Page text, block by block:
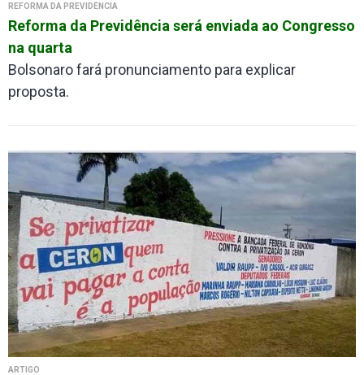
REFORMA DA PREVIDÊNCIA
Reforma da Previdência será enviada ao Congresso
na quarta
Bolsonaro fará pronunciamento para explicar
proposta.
ARTIGO